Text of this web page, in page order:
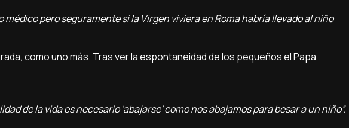
médico pero seguramente si la Virgen viviera en Roma habría llevado al niño
como uno más. Tras ver la espontaneidad de los pequeños el Papa
de la vida es necesario 'abajarse' como nos abajamos para besar a un niño”.